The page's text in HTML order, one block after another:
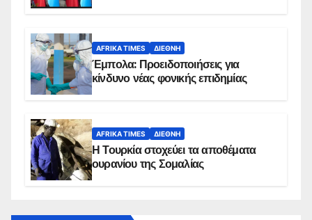
AFRIKA TIMES ΔΙΕΘΝΉ
Έμπολα: Προειδοποιήσεις για
κίνδυνο νέας φονικής επιδημίας
AFRIKA TIMES ΔΙΕΘΝΉ
Η Τουρκία στοχεύει τα αποθέματα
ουρανίου της Σομαλίας